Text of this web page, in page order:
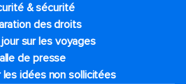
& sécurité
des droits
sur les voyages
de presse
les idées non sollicitées